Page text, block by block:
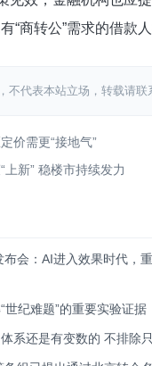
“商转公”需求的借款
不代表本站立场，转载请
价需更“接地气”
上新” 稳楼市持续发力
布会：AI进入效果时代，
世纪难题”的重要实验证据
系还是有变数的 不排除